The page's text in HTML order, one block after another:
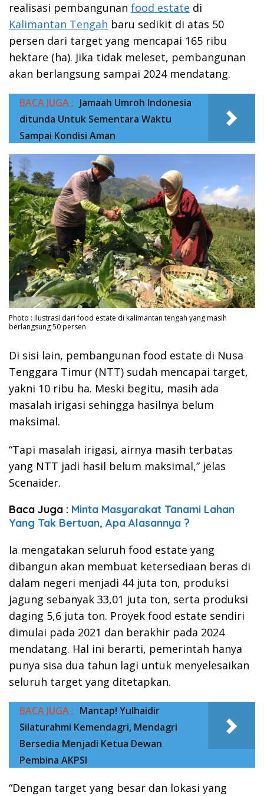
realisasi pembangunan food estate di
Kalimantan Tengah baru sedikit di atas 50
persen dari target yang mencapai 165 ribu
hektare (ha). Jika tidak meleset, pembangunan
akan berlangsung sampai 2024 mendatang.
BACA JUGA : Jamaah Umroh Indonesia
ditunda Untuk Sementara Waktu
Sampai Kondisi Aman
Photo : Ilustrasi dari food estate di kalimantan tengah yang masih
berlangsung 50 persen
Di sisi lain, pembangunan food estate di Nusa
Tenggara Timur (NTT) sudah mencapai target,
yakni 10 ribu ha. Meski begitu, masih ada
masalah irigasi sehingga hasilnya belum
maksimal.
“Tapi masalah irigasi, airnya masih terbatas
yang NTT jadi hasil belum maksimal,” jelas
Scenaider.
Baca Juga : Minta Masyarakat Tanami Lahan
Yang Tak Bertuan, Apa Alasannya ?
Ia mengatakan seluruh food estate yang
dibangun akan membuat ketersediaan beras di
dalam negeri menjadi 44 juta ton, produksi
jagung sebanyak 33,01 juta ton, serta produksi
daging 5,6 juta ton. Proyek food estate sendiri
dimulai pada 2021 dan berakhir pada 2024
mendatang. Hal ini berarti, pemerintah hanya
punya sisa dua tahun lagi untuk menyelesaikan
seluruh target yang ditetapkan.
BACA JUGA : Mantap! Yulhaidir
Silaturahmi Kemendagri, Mendagri
Bersedia Menjadi Ketua Dewan
Pembina AKPSI
“Dengan target yang besar dan lokasi yang